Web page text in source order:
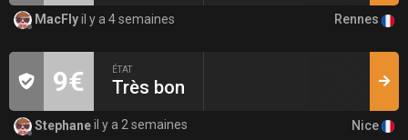
MacFlyil y a 4 semaines Rennes
9€ ÉTAT
Très bon
Stephaneil y a 2 semaines Nice